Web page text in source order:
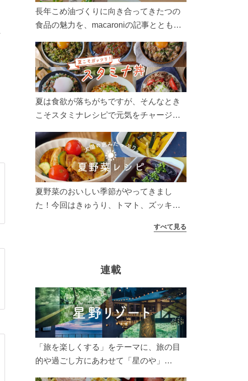
長年こめ油づくりに向き合ってきたつの
食品の魅力を、macaroniの記事とともに
ん、製造現場や品質へのこだわりまで。
こめ油をもっと好きになるコンテンツを
ぜひお楽しみください。
夏は食欲が落ちがちですが、そんなとき
こそスタミナレシピで元気をチャージ！
リ食べて、夏バテを吹き飛ばしましょ
う！
夏野菜のおいしい季節がやってきまし
た！今回はきゅうり、トマト、ズッキー
太陽の光をたっぷりあびた夏野菜は栄養
すべて見る
連載
「旅を楽しくする」をテーマに、旅の目
的や過ごし方にあわせて「星のや」